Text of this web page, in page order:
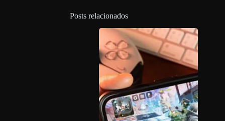
Posts relacionados